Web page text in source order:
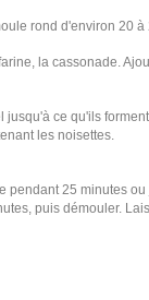
rond d'environ 20
la cassonade.
ce qu'ils
les noisettes.
pendant 25 minutes
puis démouler.